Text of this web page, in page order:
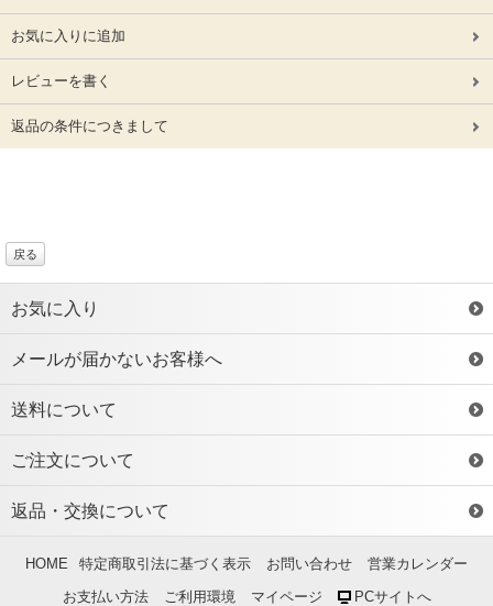
お気に入りに追加
レビューを書く
返品の条件につきまして
戻る
お気に入り
メールが届かないお客様へ
送料について
ご注文について
返品・交換について
HOME 特定商取引法に基づく表示 お問い合わせ
営業カレンダー
お支払い方法
ご利用環境 マイページ PCサイトへ